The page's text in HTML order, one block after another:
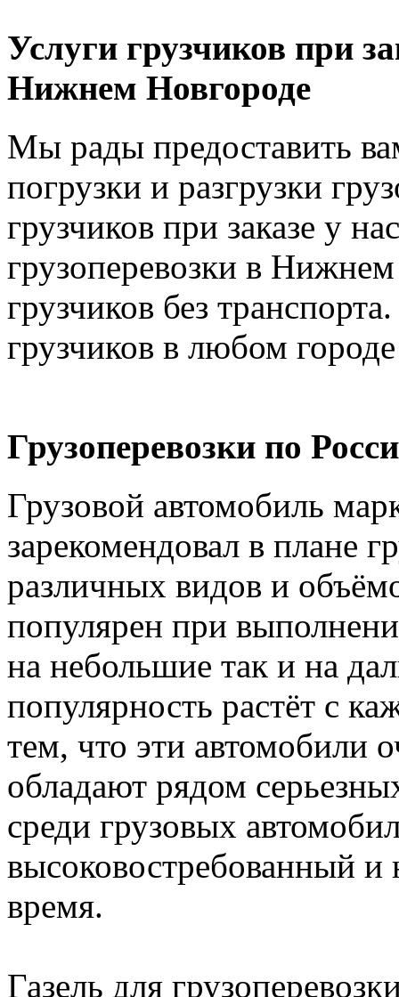
Услуги грузчиков при
Нижнем Новгороде
Мы рады предоставить
погрузки и разгрузки
грузчиков при заказе у
грузоперевозки в
грузчиков без
грузчиков в любом
Грузоперевозки по
Грузовой автомобиль
зарекомендовал в плане
различных видов и
популярен при
на небольшие так и на
популярность растёт с
тем, что эти автомобили
обладают рядом
среди грузовых
высоковостребованный и
время.
Газель для